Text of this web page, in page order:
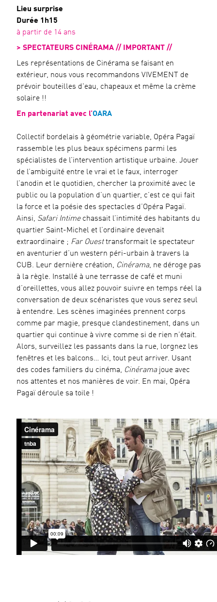
Lieu surprise
Durée 1h15
à partir de 14 ans
> SPECTATEURS CINÉRAMA // IMPORTANT //
Les représentations de Cinérama se faisant en
extérieur, nous vous recommandons VIVEMENT de
prévoir bouteilles d'eau, chapeaux et même la crème
solaire !!
En partenariat avec l’OARA
Collectif bordelais à géométrie variable, Opéra Pagaï
rassemble les plus beaux spécimens parmi les
spécialistes de l’intervention artistique urbaine. Jouer
de l’ambiguïté entre le vrai et le faux, interroger
l’anodin et le quotidien, chercher la proximité avec le
public ou la population d’un quartier, c’est ce qui fait
la force et la poésie des spectacles d’Opéra Pagaï.
Ainsi, Safari Intime chassait l’intimité des habitants du
quartier Saint-Michel et l’ordinaire devenait
extraordinaire ; Far Ouesttransformait le spectateur
en aventurier d’un western péri-urbain à travers la
CUB. Leur dernière création, Cinérama, ne déroge pas
à la règle. Installé à une terrasse de café et muni
d’oreillettes, vous allez pouvoir suivre en temps réel la
conversation de deux scénaristes que vous serez seul
à entendre. Les scènes imaginées prennent corps
comme par magie, presque clandestinement, dans un
quartier qui continue à vivre comme si de rien n’était.
Alors, surveillez les passants dans la rue, lorgnez les
fenêtres et les balcons… Ici, tout peut arriver. Usant
des codes familiers du cinéma, Cinéramajoue avec
nos attentes et nos manières de voir. En mai, Opéra
Pagaï déroule sa toile !